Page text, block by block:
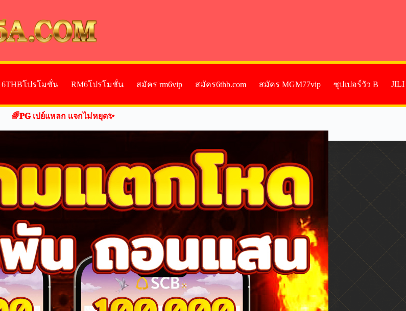
6THBโปรโมชั่น RM6โปรโมชั่น สมัคร rm6vip สมัคร6thb.com สมัคร MGM77vip ซุปเปอร์วัว B JILI
🌈𝐏𝐆 เปย์แหลก เเจกไม่หยุด✨